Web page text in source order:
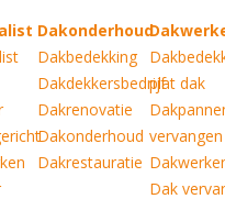
Dakonderhoud
Dakbedekking
Dakdekkersbedrijf
Dakrenovatie
Dakonderhoud
Dakrestauratie
plat dak
vervangen
Dak